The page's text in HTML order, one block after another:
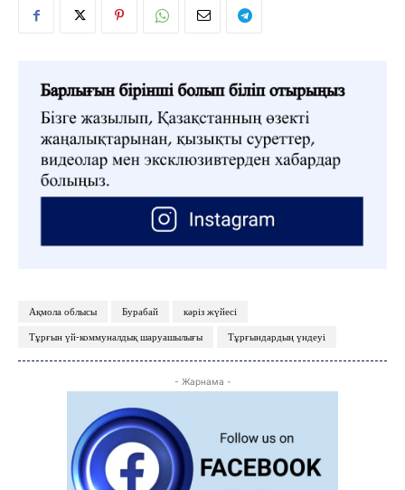
ЖАҢАЛЫҚТАР
КӨЗҚАРАС
АРНАЙЫ ЖОБА
ӘЛЕУМЕТ
ТЫЛСЫМ
ФОТО ДӘЙЕК
Ақмола облысы Бурабай
кәріз жүйесі
Тұрғын үй-коммуналдық шаруашылығы
Тұрғындардың үндеуі
- Жарнама -